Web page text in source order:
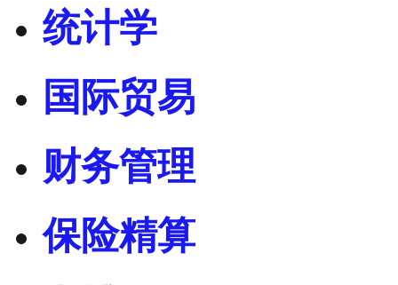
统计学
国际贸易
财务管理
保险精算